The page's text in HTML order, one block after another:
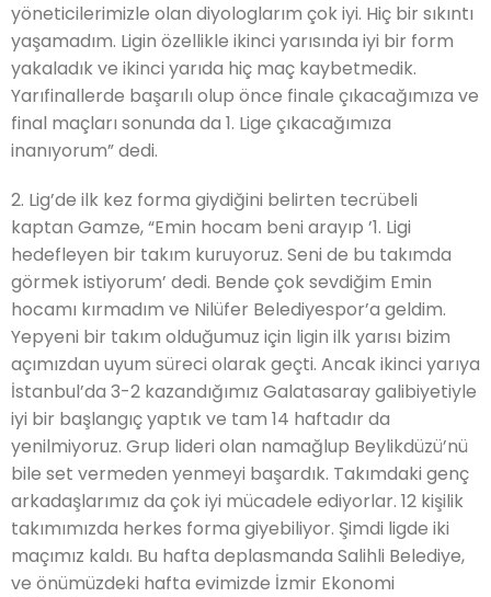
yöneticilerimizle olan diyologlarım çok iyi. Hiç bir sıkıntı
yaşamadım. Ligin özellikle ikinci yarısında iyi bir form
yakaladık ve ikinci yarıda hiç maç kaybetmedik.
Yarıfinallerde başarılı olup önce finale çıkacağımıza ve
final maçları sonunda da 1. Lige çıkacağımıza
inanıyorum” dedi.
2. Lig’de ilk kez forma giydiğini belirten tecrübeli
kaptan Gamze, “Emin hocam beni arayıp ’1. Ligi
hedefleyen bir takım kuruyoruz. Seni de bu takımda
görmek istiyorum’ dedi. Bende çok sevdiğim Emin
hocamı kırmadım ve Nilüfer Belediyespor’a geldim.
Yepyeni bir takım olduğumuz için ligin ilk yarısı bizim
açımızdan uyum süreci olarak geçti. Ancak ikinci yarıya
İstanbul’da 3-2 kazandığımız Galatasaray galibiyetiyle
iyi bir başlangıç yaptık ve tam 14 haftadır da
yenilmiyoruz. Grup lideri olan namağlup Beylikdüzü’nü
bile set vermeden yenmeyi başardık. Takımdaki genç
arkadaşlarımız da çok iyi mücadele ediyorlar. 12 kişilik
takımımızda herkes forma giyebiliyor. Şimdi ligde iki
maçımız kaldı. Bu hafta deplasmanda Salihli Belediye,
ve önümüzdeki hafta evimizde İzmir Ekonomi